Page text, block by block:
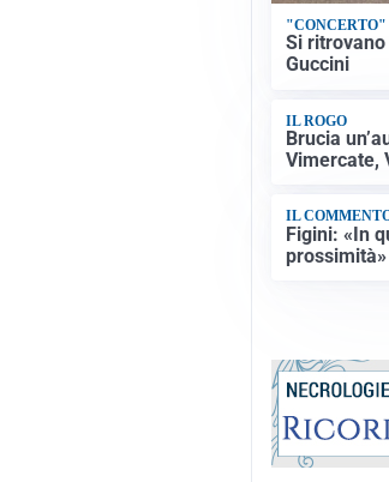
"CONCERTO"
Si
Guccini
IL ROGO
Brucia
Vimercate,
IL
Figini: «In
prossimità»